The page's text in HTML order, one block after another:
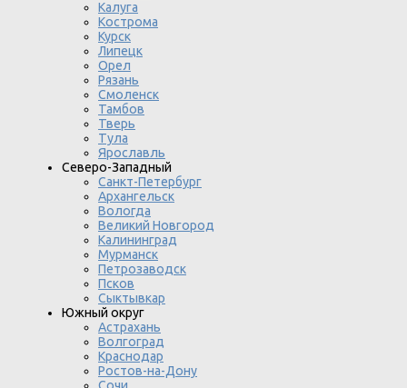
Калуга
Кострома
Курск
Липецк
Орел
Рязань
Смоленск
Тамбов
Тверь
Тула
Ярославль
Северо-Западный
Санкт-Петербург
Архангельск
Вологда
Великий Новгород
Калининград
Мурманск
Петрозаводск
Псков
Сыктывкар
Южный округ
Астрахань
Волгоград
Краснодар
Ростов-на-Дону
Сочи